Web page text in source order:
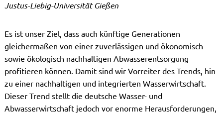
Justus-Liebig-Universität Gießen
Es ist unser Ziel, dass auch künftige Generationen
gleichermaßen von einer zuverlässigen und ökonomisch
sowie ökologisch nachhaltigen Abwasserentsorgung
profitieren können. Damit sind wir Vorreiter des Trends, hin
zu einer nachhaltigen und integrierten Wasserwirtschaft.
Dieser Trend stellt die deutsche Wasser- und
Abwasserwirtschaft jedoch vor enorme Herausforderungen,